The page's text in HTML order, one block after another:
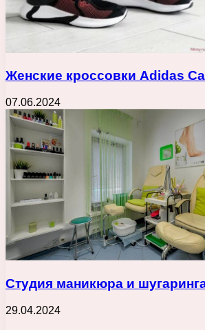
Женские кроссовки Adidas
07.06.2024
Студия маникюра и
29.04.2024